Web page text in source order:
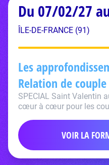
Du 07/02/27
ÎLE-DE-FRANCE (91)
Les
Relation de couple
SPECIAL Saint Valentin
cœur à cœur pour les
VOIR LA